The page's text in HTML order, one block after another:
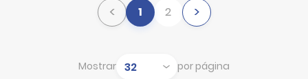
< 1 2 >
Mostrar Mostrarpor página